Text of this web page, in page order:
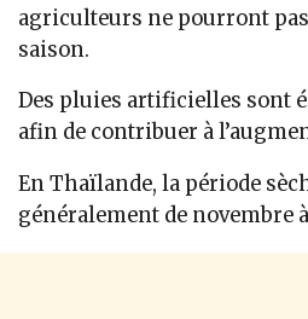
agriculteurs ne pourront
saison.
Des pluies artificielles sont
afin de contribuer à
En Thaïlande, la période
généralement de novembre